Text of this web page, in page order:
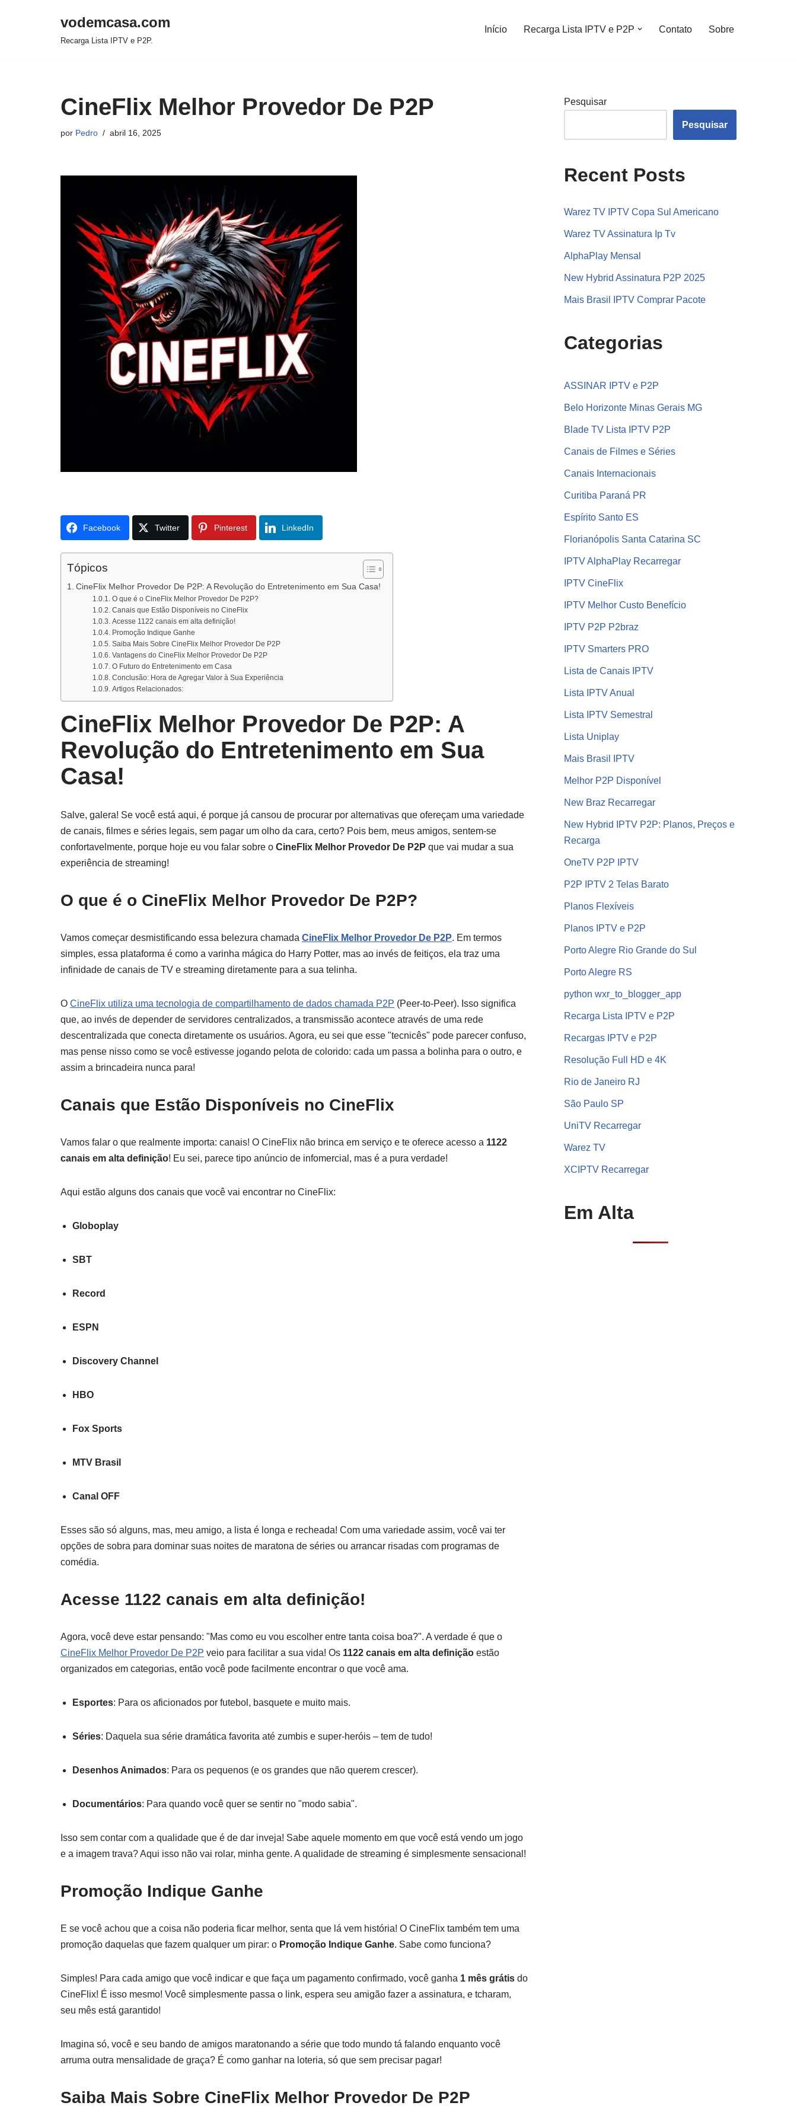
vodemcasa.com
Recarga Lista IPTV e P2P.
Início Recarga Lista IPTV e P2P Contato Sobre
CineFlix Melhor Provedor De P2P
por Pedro abril 16, 2025
Facebook Twitter Pinterest LinkedIn
Tópicos
CineFlix Melhor Provedor De P2P: A Revolução do Entretenimento em Sua Casa!
O que é o CineFlix Melhor Provedor De P2P?
Canais que Estão Disponíveis no CineFlix
Acesse 1122 canais em alta definição!
Promoção Indique Ganhe
Saiba Mais Sobre CineFlix Melhor Provedor De P2P
Vantagens do CineFlix Melhor Provedor De P2P
O Futuro do Entretenimento em Casa
Conclusão: Hora de Agregar Valor à Sua Experiência
Artigos Relacionados:
CineFlix Melhor Provedor De P2P: A
Revolução do Entretenimento em Sua
Casa!
Salve, galera! Se você está aqui, é porque já cansou de procurar por alternativas que ofereçam uma variedade
de canais, filmes e séries legais, sem pagar um olho da cara, certo? Pois bem, meus amigos, sentem-se
confortavelmente, porque hoje eu vou falar sobre o CineFlix Melhor Provedor De P2P que vai mudar a sua
experiência de streaming!
O que é o CineFlix Melhor Provedor De P2P?
Vamos começar desmistificando essa belezura chamada CineFlix Melhor Provedor De P2P. Em termos
simples, essa plataforma é como a varinha mágica do Harry Potter, mas ao invés de feitiços, ela traz uma
infinidade de canais de TV e streaming diretamente para a sua telinha.
O CineFlix utiliza uma tecnologia de compartilhamento de dados chamada P2P (Peer-to-Peer). Isso significa
que, ao invés de depender de servidores centralizados, a transmissão acontece através de uma rede
descentralizada que conecta diretamente os usuários. Agora, eu sei que esse "tecnicês" pode parecer confuso,
mas pense nisso como se você estivesse jogando pelota de colorido: cada um passa a bolinha para o outro, e
assim a brincadeira nunca para!
Canais que Estão Disponíveis no CineFlix
Vamos falar o que realmente importa: canais! O CineFlix não brinca em serviço e te oferece acesso a 1122
canais em alta definição! Eu sei, parece tipo anúncio de infomercial, mas é a pura verdade!
Aqui estão alguns dos canais que você vai encontrar no CineFlix:
Globoplay
SBT
Record
ESPN
Discovery Channel
HBO
Fox Sports
MTV Brasil
Canal OFF
Esses são só alguns, mas, meu amigo, a lista é longa e recheada! Com uma variedade assim, você vai ter
opções de sobra para dominar suas noites de maratona de séries ou arrancar risadas com programas de
comédia.
Acesse 1122 canais em alta definição!
Agora, você deve estar pensando: "Mas como eu vou escolher entre tanta coisa boa?". A verdade é que o
CineFlix Melhor Provedor De P2P veio para facilitar a sua vida! Os 1122 canais em alta definição estão
organizados em categorias, então você pode facilmente encontrar o que você ama.
Esportes: Para os aficionados por futebol, basquete e muito mais.
Séries: Daquela sua série dramática favorita até zumbis e super-heróis – tem de tudo!
Desenhos Animados: Para os pequenos (e os grandes que não querem crescer).
Documentários: Para quando você quer se sentir no "modo sabia".
Isso sem contar com a qualidade que é de dar inveja! Sabe aquele momento em que você está vendo um jogo
e a imagem trava? Aqui isso não vai rolar, minha gente. A qualidade de streaming é simplesmente sensacional!
Promoção Indique Ganhe
E se você achou que a coisa não poderia ficar melhor, senta que lá vem história! O CineFlix também tem uma
promoção daquelas que fazem qualquer um pirar: o Promoção Indique Ganhe. Sabe como funciona?
Simples! Para cada amigo que você indicar e que faça um pagamento confirmado, você ganha 1 mês grátis do
CineFlix! É isso mesmo! Você simplesmente passa o link, espera seu amigão fazer a assinatura, e tcharam,
seu mês está garantido!
Imagina só, você e seu bando de amigos maratonando a série que todo mundo tá falando enquanto você
arruma outra mensalidade de graça? É como ganhar na loteria, só que sem precisar pagar!
Saiba Mais Sobre CineFlix Melhor Provedor De P2P
Pesquisar
Pesquisar
Recent Posts
Warez TV IPTV Copa Sul Americano
Warez TV Assinatura Ip Tv
AlphaPlay Mensal
New Hybrid Assinatura P2P 2025
Mais Brasil IPTV Comprar Pacote
Categorias
ASSINAR IPTV e P2P
Belo Horizonte Minas Gerais MG
Blade TV Lista IPTV P2P
Canais de Filmes e Séries
Canais Internacionais
Curitiba Paraná PR
Espírito Santo ES
Florianópolis Santa Catarina SC
IPTV AlphaPlay Recarregar
IPTV CineFlix
IPTV Melhor Custo Benefício
IPTV P2P P2braz
IPTV Smarters PRO
Lista de Canais IPTV
Lista IPTV Anual
Lista IPTV Semestral
Lista Uniplay
Mais Brasil IPTV
Melhor P2P Disponível
New Braz Recarregar
New Hybrid IPTV P2P: Planos, Preços e
Recarga
OneTV P2P IPTV
P2P IPTV 2 Telas Barato
Planos Flexíveis
Planos IPTV e P2P
Porto Alegre Rio Grande do Sul
Porto Alegre RS
python wxr_to_blogger_app
Recarga Lista IPTV e P2P
Recargas IPTV e P2P
Resolução Full HD e 4K
Rio de Janeiro RJ
São Paulo SP
UniTV Recarregar
Warez TV
XCIPTV Recarregar
Em Alta